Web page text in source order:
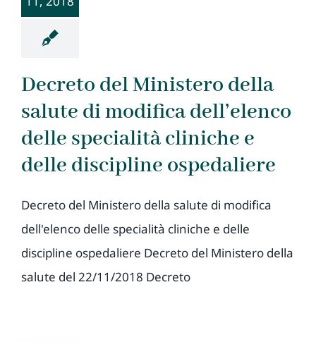
Decreto del Ministero della
salute di modifica dell’elenco
delle specialità cliniche e
delle discipline ospedaliere
Decreto del Ministero della salute di modifica
dell'elenco delle specialità cliniche e delle
discipline ospedaliere Decreto del Ministero della
salute del 22/11/2018 Decreto